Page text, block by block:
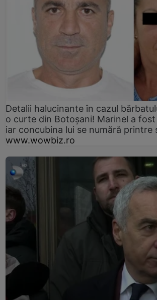
Detalii halucinante în cazul
o curte din Botoșani! Marinel a
iar concubina lui se numără printre
www.wowbiz.ro